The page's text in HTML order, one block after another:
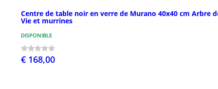
Centre de table noir en verre de Murano 40x40 cm Arbre
Vie et murrines
DISPONIBLE
€ 168,00